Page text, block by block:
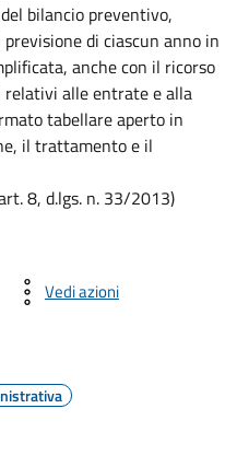
bilancio preventivo,
di ciascun anno in
anche con il ricorso
relativi alle entrate e alla
tabellare aperto in
il trattamento e il
8, d.lgs. n. 33/2013)
Vedi azioni